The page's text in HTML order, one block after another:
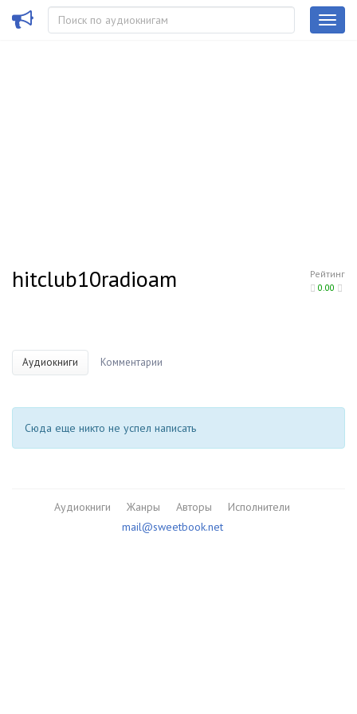
Рейтинг
0.00
hitclub10radioam
Аудиокниги Комментарии
Сюда еще никто не успел написать
Аудиокниги Жанры Авторы
Исполнители
mail@sweetbook.net